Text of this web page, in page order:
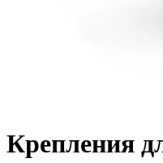
Крепления